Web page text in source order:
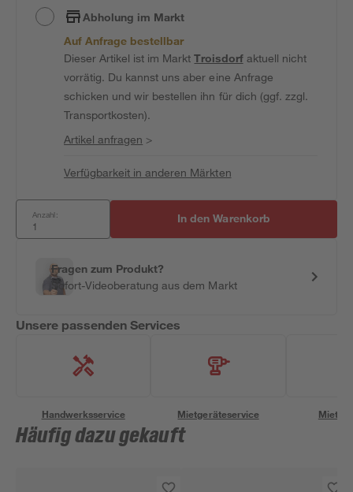
Abholung im Markt
Auf Anfrage bestellbar
Dieser Artikel ist im MarktTroisdorfaktuell nicht
vorrätig. Du kannst uns aber eine Anfrage
schicken und wir bestellen ihn für dich (ggf. zzgl.
Transportkosten).
Artikel anfragen >
Verfügbarkeit in anderen Märkten
Anzahl: In den Warenkorb
Fragen zum Produkt?
Sofort-Videoberatung aus dem Markt
Unsere passenden Services
Handwerksservice Mietgeräteservice
Häufig dazu gekauft